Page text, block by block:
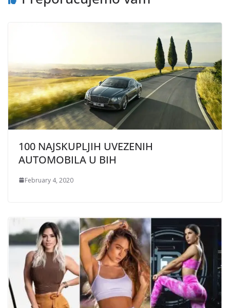
100 NAJSKUPLJIH UVEZENIH
AUTOMOBILA U BIH
February 4, 2020